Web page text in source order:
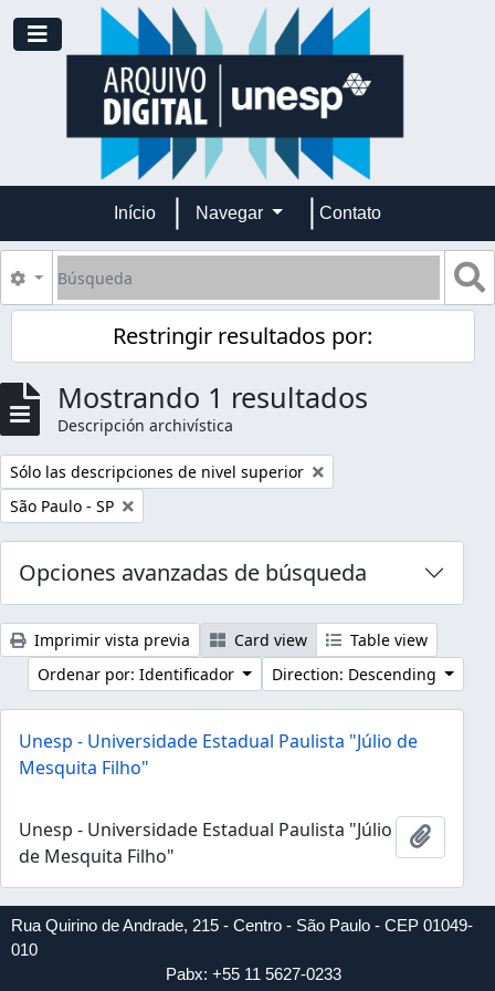
Skip to main content
Toggle navigation
Início Navegar Contato
Búsqueda
Search options
Restringir resultados por:
Mostrando 1 resultados
Descripción archivística
Remove filter:
Sólo las descripciones de nivel superior
Remove filter:
São Paulo - SP
Opciones avanzadas de búsqueda
Imprimir vista previa Card view
Table view
Ordenar por: Identificador
Direction: Descending
Unesp - Universidade Estadual Paulista "Júlio de
Mesquita Filho"
Unesp - Universidade Estadual Paulista "Júlio
de Mesquita Filho"
Añadir
Rua Quirino de Andrade, 215 - Centro - São Paulo - CEP 01049-
010
Pabx: +55 11 5627-0233